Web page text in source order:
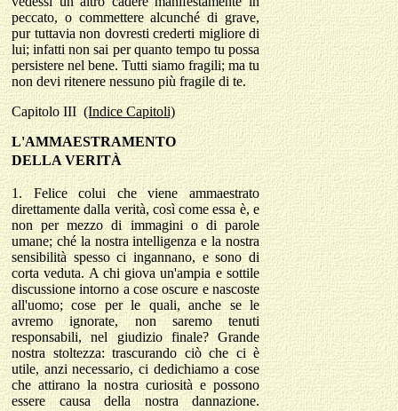
peccato, o commettere alcunché di grave,
pur tuttavia non dovresti crederti migliore di
lui; infatti non sai per quanto tempo tu possa
persistere nel bene. Tutti siamo fragili; ma tu
non devi ritenere nessuno più fragile di te.
CapitoloIII (Indice Capitoli)
L'AMMAESTRAMENTO
DELLA VERITÀ
1.
Felice colui che viene ammaestrato
direttamente dalla verità, così come essa è, e
non per mezzo di immagini o di parole
umane; ché la nostra intelligenza e la nostra
sensibilità spesso ci ingannano, e sono di
corta veduta. A chi giova un'ampia e sottile
discussione intorno a cose oscure e nascoste
all'uomo; cose per le quali, anche se le
avremo ignorate, non saremo tenuti
responsabili, nel giudizio finale? Grande
nostra stoltezza: trascurando ciò che ci è
utile, anzi necessario, ci dedichiamo a cose
che attirano la nostra curiosità e possono
essere causa della nostra dannazione.